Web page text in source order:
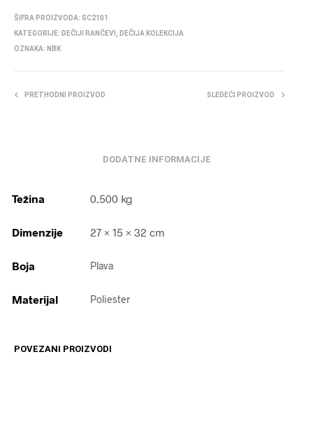
ŠIFRA PROIZVODA: SC2101
KATEGORIJE: DEČIJI RANČEVI
DEČIJA KOLEKCIJA
OZNAKA: NBK
PRETHODNI PROIZVOD SLEDEĆI PROIZVOD
DODATNE INFORMACIJE
Težina 0.500 kg
Dimenzije 27 × 15 × 32 cm
Boja Plava
Materijal Poliester
POVEZANI PROIZVODI